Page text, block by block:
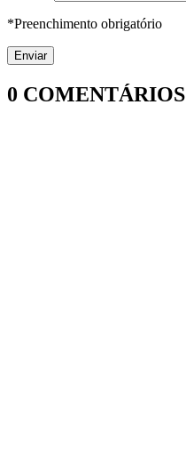
*Preenchimento obrigatório
0 COMENTÁRIOS